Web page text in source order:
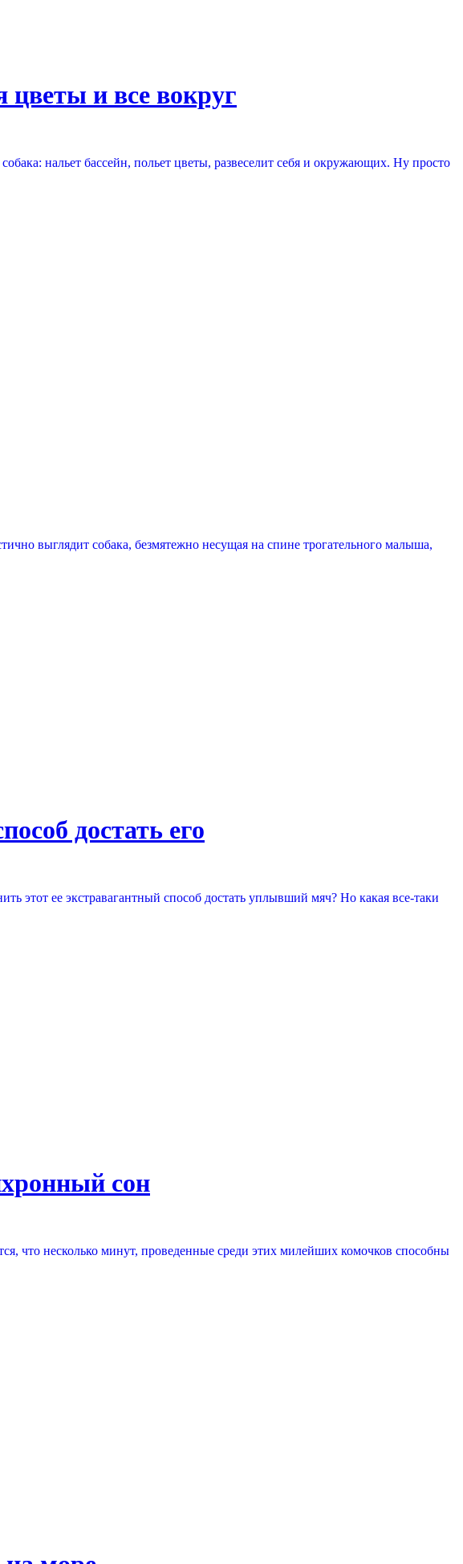
цветы и все вокруг
нальет бассейн, польет цветы, развеселит себя и окружающих. Ну просто
выглядит собака, безмятежно несущая на спине трогательного малыша,
достать его
этот ее экстравагантный способ достать уплывший мяч? Но какая все-таки
сон
что несколько минут, проведенные среди этих милейших комочков способны